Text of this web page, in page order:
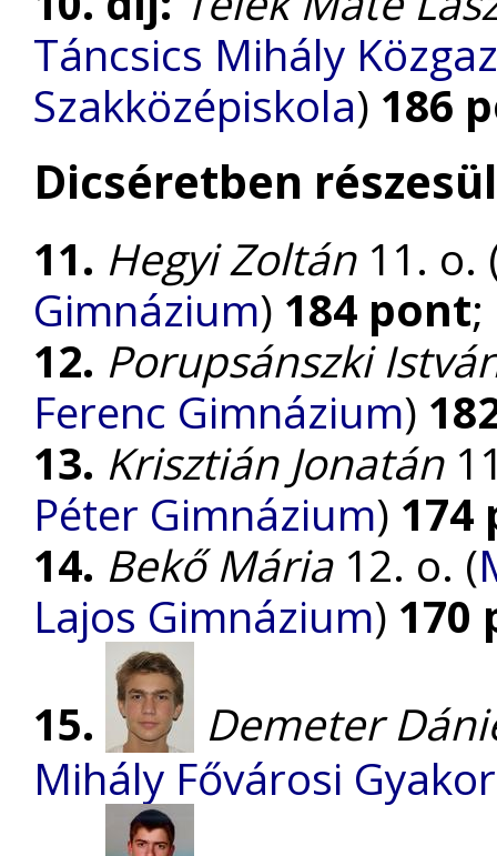
Táncsics Mihály
Szakközépiskola) 186
Dicséretben
11. Hegyi Zoltán11. o.
Gimnázium) 184 pont;
12. Porupsánszki
Ferenc Gimnázium)
13. Krisztián Jonatán
Péter Gimnázium) 174
14. Bekő Mária12. o. (
Lajos Gimnázium) 170
15.
Demeter
Mihály Fővárosi